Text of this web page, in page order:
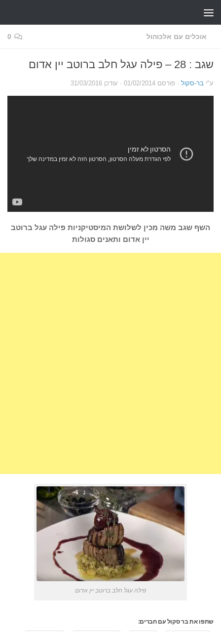
אוכלים עם אלכוהול 0
שגב : 28 – פילה עגל חלב ברוטב יין אדום
ע"י בר-סקול · פורסם 01/02/2014 · עודכן 31/03/2016
השף שגב משה מכין לשלושת המיסטיקניות פילה עגל ברוטב
יין אדום ותאנים סגולות
פילה עגל חלב ברוטב יין אדום
שתפו את בר סקול עם חברים: